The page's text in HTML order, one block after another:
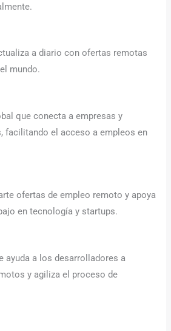
a diario con ofertas remotas
mundo.
que conecta a empresas y
facilitando el acceso a empleos en
ofertas de empleo remoto y apoya
en tecnología y startups.
ayuda a los desarrolladores a
y agiliza el proceso de